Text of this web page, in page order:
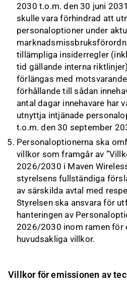
2030 t.o.m. den 30 juni
skulle vara förhindrad att
personaloptioner under
tillämpliga insiderregler
tid gällande interna
förlängas med
förhållande till sådan
antal dagar innehavare har
utnyttja intjänade
t.o.m. den 30 september
Personaloptionerna ska
villkor som framgår av
2026/2030 i Maven
styrelsens fullständiga
av särskilda avtal med
Styrelsen ska ansvara för
hanteringen av
2026/2030 inom ramen för
huvudsakliga villkor.
Villkor för emissionen av